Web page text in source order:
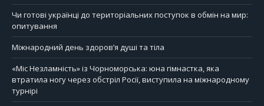
Чи готові українці до територіальних поступок в обмін на мир:
опитування
Міжнародний день здоров’я душі та тіла
«Міс Незламність» із Чорноморська: юна гімнастка, яка
втратила ногу через обстріл Росії, виступила на міжнародному
турнірі